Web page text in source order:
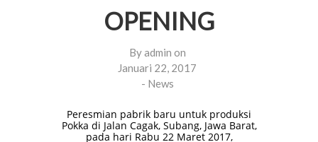
OPENING
Byadmin on
Januari 22, 2017
- News
Peresmian pabrik baru untuk produksi
Pokka di Jalan Cagak, Subang, Jawa Barat,
pada hari Rabu 22 Maret 2017,